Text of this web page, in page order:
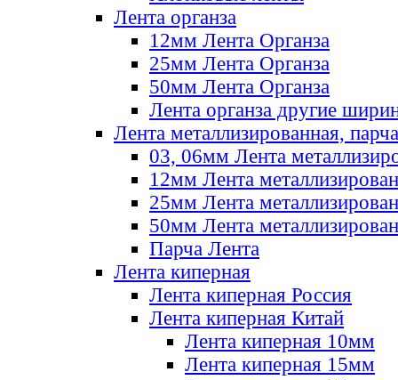
Лента органза
12мм Лента Органза
25мм Лента Органза
50мм Лента Органза
Лента органза другие
Лента металлизированная, парча
03, 06мм Лента
12мм Лента
25мм Лента
50мм Лента
Парча Лента
Лента киперная
Лента киперная Россия
Лента киперная Китай
Лента киперная 10мм
Лента киперная 15мм